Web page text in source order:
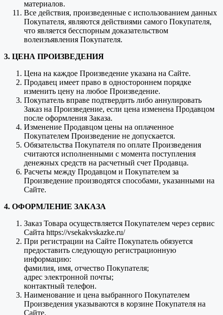
материалов.
Все действия, произведенные с использованием данных
Покупателя, являются действиями самого Покупателя,
что является бесспорным доказательством
волеизъявления Покупателя.
3. ЦЕНА ПРОИЗВЕДЕНИЯ
Цена на каждое Произведение указана на Сайте.
Продавец имеет право в одностороннем порядке
изменить цену на любое Произведение.
Покупатель вправе подтвердить либо аннулировать
Заказ на Произведение, если цена изменена Продавцом
после оформления Заказа.
Изменение Продавцом цены на оплаченное
Покупателем Произведение не допускается.
Обязательства Покупателя по оплате Произведения
считаются исполненными с момента поступления
денежных средств на расчетный счет Продавца.
Расчеты между Продавцом и Покупателем за
Произведение производятся способами, указанными на
Сайте.
4. ОФОРМЛЕНИЕ ЗАКАЗА
Заказ Товара осуществляется Покупателем через сервис
Сайта https://vsekakvskazke.ru/
При регистрации на Сайте Покупатель обязуется
предоставить следующую регистрационную
информацию:
фамилия, имя, отчество Покупателя;
адрес электронной почты;
контактный телефон.
Наименование и цена выбранного Покупателем
Произведения указываются в корзине Покупателя на
Сайте.